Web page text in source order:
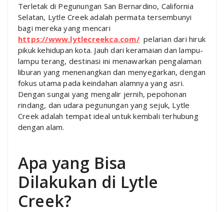
Terletak di Pegunungan San Bernardino, California
Selatan, Lytle Creek adalah permata tersembunyi
bagi mereka yang mencari
https://www.lytlecreekca.com/pelarian dari hiruk
pikuk kehidupan kota. Jauh dari keramaian dan lampu-
lampu terang, destinasi ini menawarkan pengalaman
liburan yang menenangkan dan menyegarkan, dengan
fokus utama pada keindahan alamnya yang asri.
Dengan sungai yang mengalir jernih, pepohonan
rindang, dan udara pegunungan yang sejuk, Lytle
Creek adalah tempat ideal untuk kembali terhubung
dengan alam.
Apa yang Bisa
Dilakukan di Lytle
Creek?